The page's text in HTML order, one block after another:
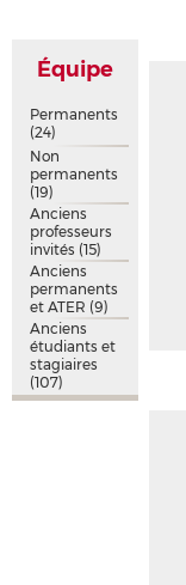
Équipe
Permanents
(24)
Non
permanents
(19)
Anciens
professeurs
invités (15)
Anciens
permanents
et ATER (9)
Anciens
étudiants et
stagiaires
(107)